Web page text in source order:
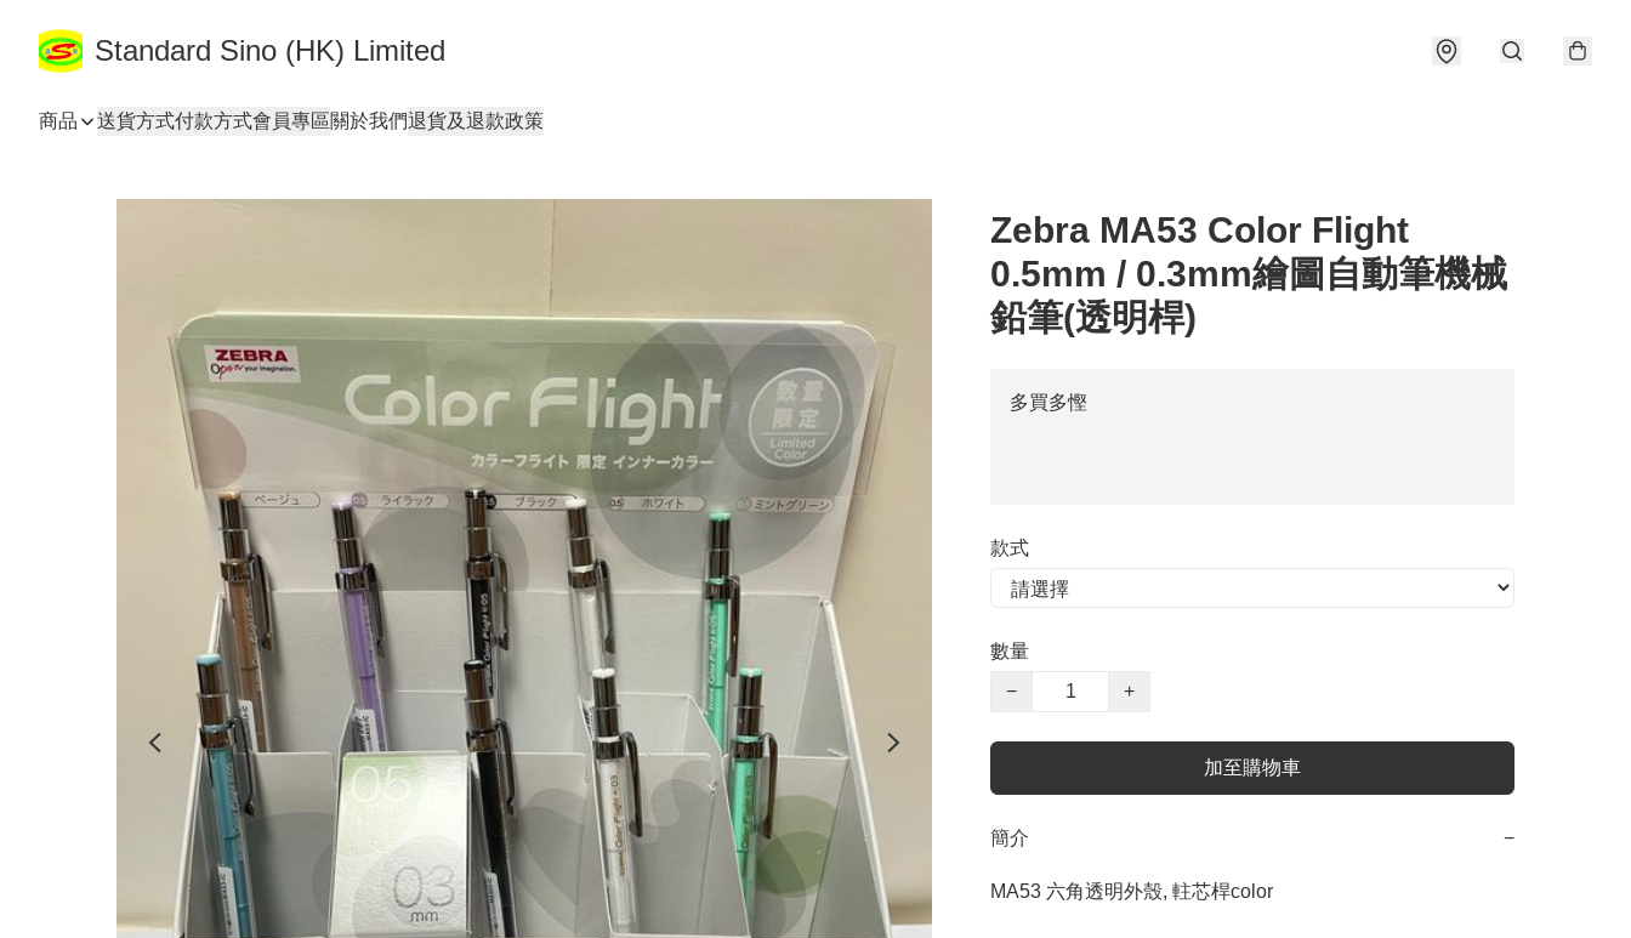
Standard Sino (HK) Limited
商品 送貨方式付款方式會員專區關於我們退貨及退款政策
Zebra MA53 Color Flight
0.5mm / 0.3mm繪圖自動筆機械
鉛筆(透明桿)
多買多慳
款式
數量
−
+
加至購物車
簡介 −
MA53 六角透明外殼, 軴芯桿color